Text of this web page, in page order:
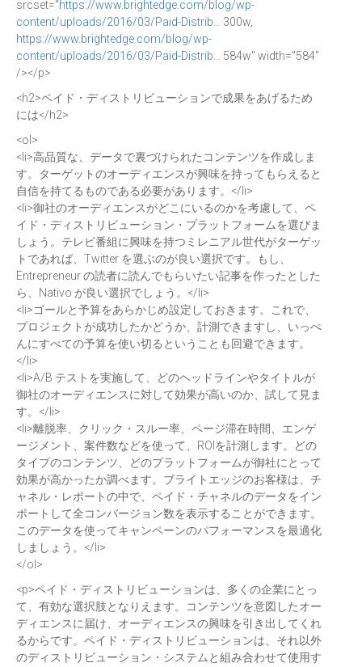
srcset="https://www.brightedge.com/blog/wp-
content/uploads/2016/03/Paid-Distrib…
300w,
https://www.brightedge.com/blog/wp-
content/uploads/2016/03/Paid-Distrib…
584w" width="584"
/></p>
<h2>ペイド・ディストリビューションで成果をあげるため
には</h2>
<ol>
<li>高品質な、データで裏づけられたコンテンツを作成しま
す。ターゲットのオーディエンスが興味を持ってもらえると
自信を持てるものである必要があります。</li>
<li>御社のオーディエンスがどこにいるのかを考慮して、ペ
イド・ディストリビューション・プラットフォームを選びま
しょう。テレビ番組に興味を持つミレニアル世代がターゲッ
トであれば、Twitter を選ぶのが良い選択です。もし、
Entrepreneur の読者に読んでもらいたい記事を作ったとした
ら、Nativo が良い選択でしょう。</li>
<li>ゴールと予算をあらかじめ設定しておきます。これで、
プロジェクトが成功したかどうか、計測できますし、いっぺ
んにすべての予算を使い切るということも回避できます。
</li>
<li>A/B テストを実施して、どのヘッドラインやタイトルが
御社のオーディエンスに対して効果が高いのか、試して見ま
す。</li>
<li>離脱率、クリック・スルー率、ページ滞在時間、エンゲ
ージメント、案件数などを使って、ROIを計測します。どの
タイプのコンテンツ、どのプラットフォームが御社にとって
効果が高かったか調べます。ブライトエッジのお客様は、チ
ャネル・レポートの中で、ペイド・チャネルのデータをイン
ポートして全コンバージョン数を表示することができます。
このデータを使ってキャンペーンのパフォーマンスを最適化
しましょう。</li>
</ol>
<p>ペイド・ディストリビューションは、多くの企業にとっ
て、有効な選択肢となりえます。コンテンツを意図したオー
ディエンスに届け、オーディエンスの興味を引き出してくれ
るからです。ペイド・ディストリビューションは、それ以外
のディストリビューション・システムと組み合わせて使用す